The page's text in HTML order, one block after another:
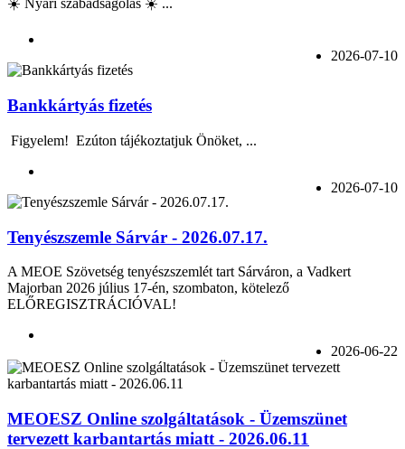
☀️ Nyári szabadságolás ☀️ ...
2026-07-10
Bankkártyás fizetés
Figyelem! Ezúton tájékoztatjuk Önöket, ...
2026-07-10
Tenyészszemle Sárvár - 2026.07.17.
A MEOE Szövetség tenyészszemlét tart Sárváron, a Vadkert
Majorban 2026 július 17-én, szombaton, kötelező
ELŐREGISZTRÁCIÓVAL!
2026-06-22
MEOESZ Online szolgáltatások - Üzemszünet
tervezett karbantartás miatt - 2026.06.11